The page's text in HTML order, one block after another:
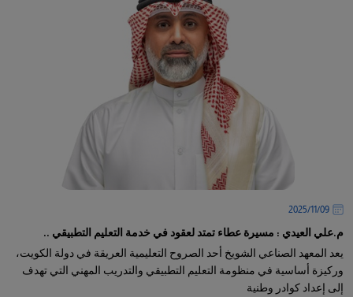
09‏/11‏/2025
م.علي العيدي : مسيرة عطاء تمتد لعقود في خدمة التعليم التطبيقي ..
يعد المعهد الصناعي الشويخ أحد الصروح التعليمية العريقة في دولة الكويت،
وركيزة أساسية في منظومة التعليم التطبيقي والتدريب المهني التي تهدف
إلى إعداد كوادر وطنية